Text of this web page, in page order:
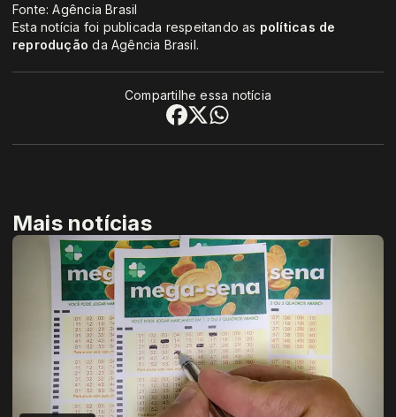
Fonte: Agência Brasil
Esta notícia foi publicada respeitando as políticas de
reprodução da Agência Brasil.
Compartilhe essa notícia
Mais notícias